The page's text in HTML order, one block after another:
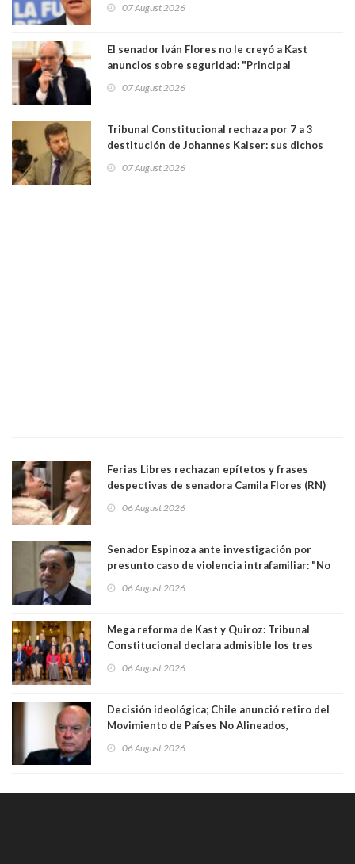
07 August 2026
El senador Iván Flores no le creyó a Kast
anuncios sobre seguridad: "Principal
perseguir ruta del dinero y levantar secreto
07 August 2026
Tribunal Constitucional rechaza por 7 a 3
destitución de Johannes Kaiser: sus dichos
justicia constitucional porque no es diputado
07 August 2026
Ferias Libres rechazan epítetos y frases
despectivas de senadora Camila Flores (RN)
06 August 2026
Senador Espinoza ante investigación por
presunto caso de violencia intrafamiliar: "No
antecedentes a Tribunal Supremo
06 August 2026
Mega reforma de Kast y Quiroz: Tribunal
Constitucional declara admisible los tres
06 August 2026
Decisión ideológica; Chile anunció retiro del
Movimiento de Países No Alineados,
1971. Excanciller Insulza lamentó decisión
06 August 2026